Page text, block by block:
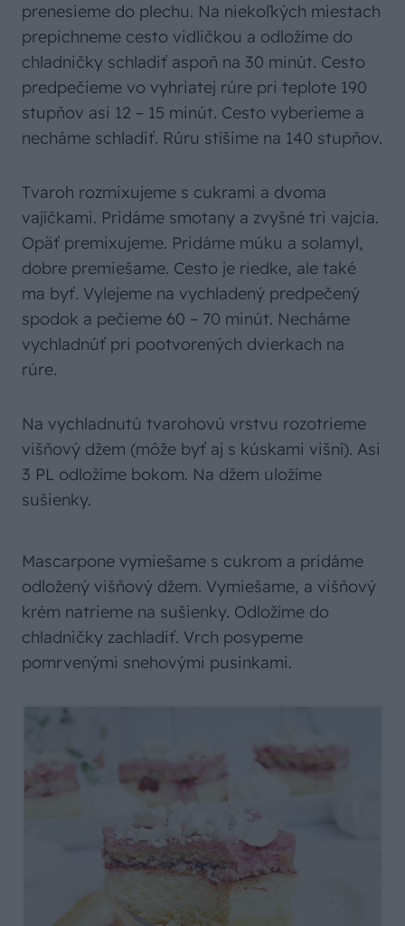
prenesieme do plechu. Na niekoľkých miestach
prepichneme cesto vidličkou a odložíme do
chladničky schladiť aspoň na 30 minút. Cesto
predpečieme vo vyhriatej rúre pri teplote 190
stupňov asi 12 – 15 minút. Cesto vyberieme a
necháme schladiť. Rúru stíšime na 140 stupňov.
Tvaroh rozmixujeme s cukrami a dvoma
vajíčkami. Pridáme smotany a zvyšné tri vajcia.
Opäť premixujeme. Pridáme múku a solamyl,
dobre premiešame. Cesto je riedke, ale také
ma byť. Vylejeme na vychladený predpečený
spodok a pečieme 60 – 70 minút. Necháme
vychladnúť pri pootvorených dvierkach na
rúre.
Na vychladnutú tvarohovú vrstvu rozotrieme
višňový džem (môže byť aj s kúskami višní). Asi
3 PL odložíme bokom. Na džem uložíme
sušienky.
Mascarpone vymiešame s cukrom a pridáme
odložený višňový džem. Vymiešame, a višňový
krém natrieme na sušienky. Odložíme do
chladničky zachladiť. Vrch posypeme
pomrvenými snehovými pusinkami.